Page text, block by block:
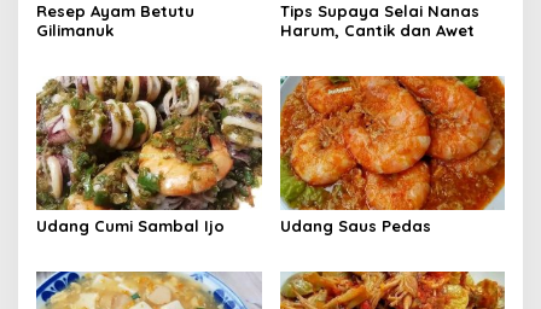
Resep Ayam Betutu
Gilimanuk
Tips Supaya Selai Nanas
Harum, Cantik dan Awet
Udang Cumi Sambal Ijo Udang Saus Pedas